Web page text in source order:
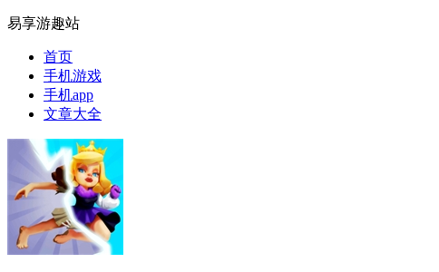
易享游趣站
首页
手机游戏
手机app
文章大全